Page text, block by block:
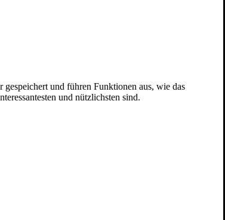
und führen Funktionen aus, wie das
und nützlichsten sind.